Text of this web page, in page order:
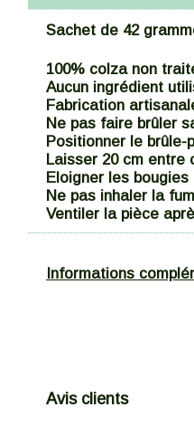
Sachet de 42
100% colza non
Aucun ingrédient
Fabrication
Ne pas faire brûler
Positionner le brûle-
Laisser 20 cm entre
Eloigner les
Ne pas inhaler la
Ventiler la pièce
Informations
Avis clients